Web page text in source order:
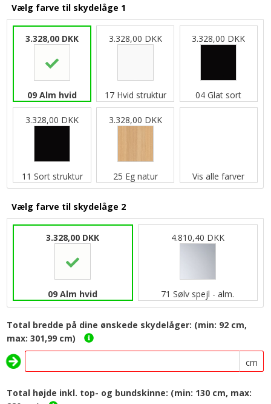
Vælg farve til skydelåge 1
3.328,00 DKK
09 Alm hvid
3.328,00 DKK
17 Hvid struktur
3.328,00 DKK
04 Glat sort
3.328,00 DKK
11 Sort struktur
3.328,00 DKK
25 Eg natur Vis alle farver
Vælg farve til skydelåge 2
3.328,00 DKK
09 Alm hvid
4.810,40 DKK
71 Sølv spejl - alm.
Total bredde på dine ønskede skydelåger: (min: 92 cm,
max: 301,99 cm)
cm
Total højde inkl. top- og bundskinne: (min: 130 cm, max: